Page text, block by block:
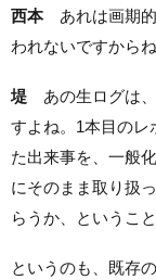
西本あれは画期的
われないですからね
堤 あの生ログは
すよね。1本目のレ
た出来事を、一般
にそのまま取り扱
らうか、というこ
というのも、既存